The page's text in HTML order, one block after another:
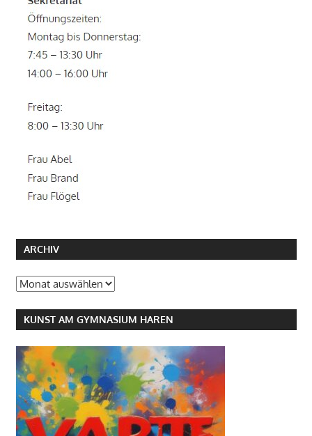
ARCHIV
Archiv
KUNST AM GYMNASIUM HAREN